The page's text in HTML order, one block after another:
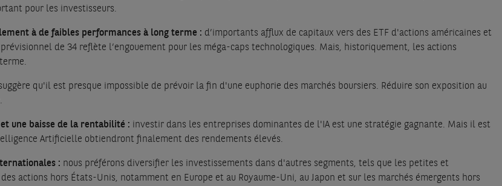
pour les investisseurs.
à de faibles performances à long terme : d’importants afflux de capitaux vers des ETF d'actions américaines et
de 34 reflète l’engouement pour les méga-caps technologiques. Mais, historiquement, les actions
qu'il est presque impossible de prévoir la fin d'une euphorie des marchés boursiers. Réduire son exposition au
une baisse de la rentabilité : investir dans les entreprises dominantes de l'IA est une stratégie gagnante. Mais il est
Artificielle obtiendront finalement des rendements élevés.
: nous préférons diversifier les investissements dans d'autres segments, tels que les petites et
actions hors États-Unis, notamment en Europe et au Royaume-Uni, au Japon et sur les marchés émergents hors